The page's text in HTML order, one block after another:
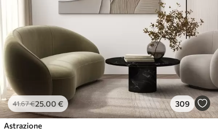
41.67€25.00 € 309
Astrazione